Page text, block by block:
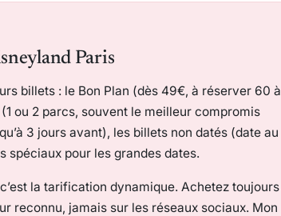
Paris
billets : le Bon Plan (dès 49€, à réserver 60 à
ou 2 parcs, souvent le meilleur compromis
3 jours avant), les billets non datés (date au
spéciaux pour les grandes dates.
la tarification dynamique. Achetez toujours
reconnu, jamais sur les réseaux sociaux. Mon